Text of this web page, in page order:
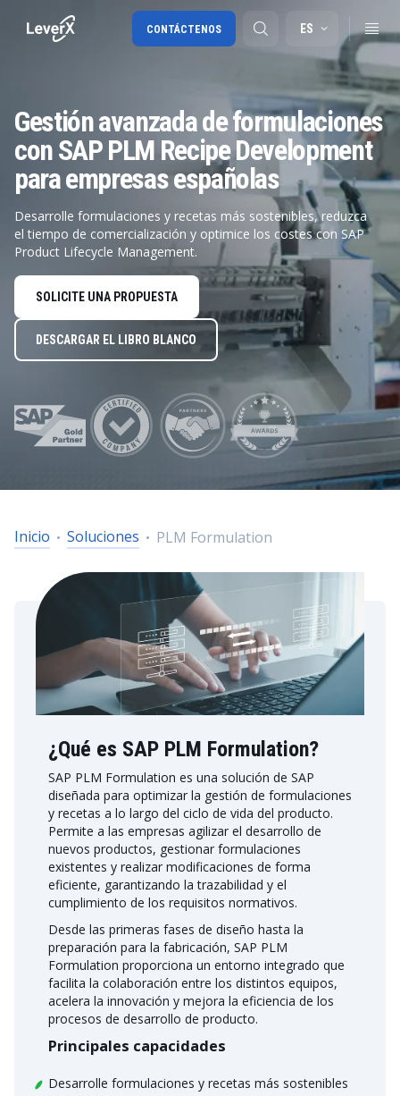
Migración a SAP S/4HANA
RISE with SAP
SAP Ariba
Cadena de Suministro Digital
ES
CONTÁCTENOS
Gestión avanzada de formulaciones
con SAP PLM Recipe Development
para empresas españolas
Desarrolle formulaciones y recetas más sostenibles, reduzca
el tiempo de comercialización y optimice los costes con SAP
Product Lifecycle Management.
SOLICITE UNA PROPUESTA
DESCARGAR EL LIBRO BLANCO
Inicio Soluciones PLM Formulation
¿Qué es SAP PLM Formulation?
SAP PLM Formulation es una solución de SAP
diseñada para optimizar la gestión de formulaciones
y recetas a lo largo del ciclo de vida del producto.
Permite a las empresas agilizar el desarrollo de
nuevos productos, gestionar formulaciones
existentes y realizar modificaciones de forma
eficiente, garantizando la trazabilidad y el
cumplimiento de los requisitos normativos.
Desde las primeras fases de diseño hasta la
preparación para la fabricación, SAP PLM
Formulation proporciona un entorno integrado que
facilita la colaboración entre los distintos equipos,
acelera la innovación y mejora la eficiencia de los
procesos de desarrollo de producto.
Principales capacidades
Desarrolle formulaciones y recetas más sostenibles